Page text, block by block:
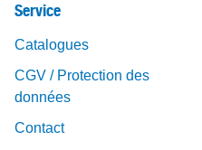
Service
Catalogues
CGV / Protection des
données
Contact